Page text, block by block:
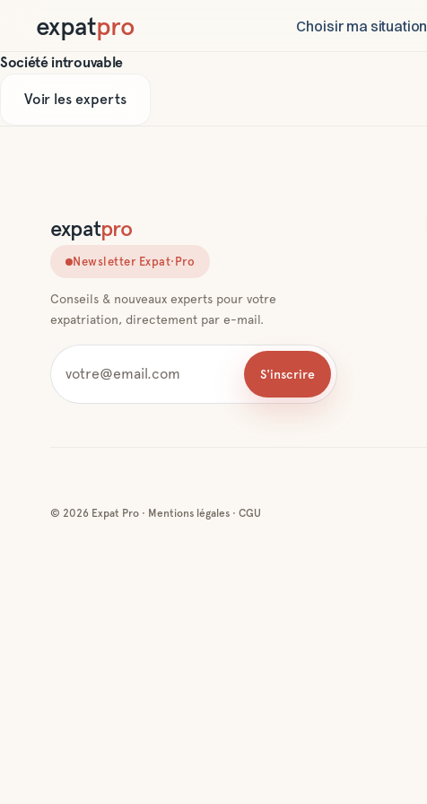
expatpro Choisir ma situation
Société introuvable
Voir les experts
expatpro
Newsletter Expat·Pro
Conseils & nouveaux experts pour votre
expatriation, directement par e-mail.
S'inscrire
© 2026 Expat Pro · Mentions légales · CGU